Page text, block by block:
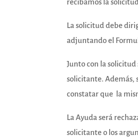
recibamos la
La solicitud debe
adjuntando el
Junto con la
solicitante. Además,
constatar que la
La Ayuda será
solicitante o los